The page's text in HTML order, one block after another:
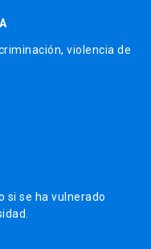
violencia de
si se ha vulnerado